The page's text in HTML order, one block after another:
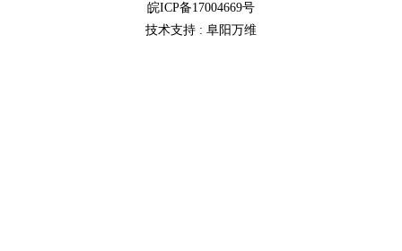
皖ICP备17004669号
技术支持 : 阜阳万维